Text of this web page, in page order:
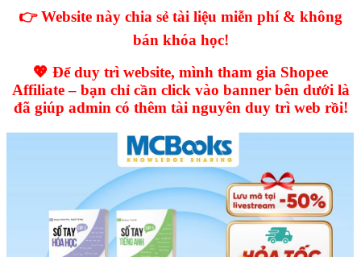
👉 Website này chia sẻ tài liệu miễn phí & không
bán khóa học!
💖 Để duy trì website, mình tham gia Shopee
Affiliate – bạn chỉ cần click vào banner bên dưới là
đã giúp admin có thêm tài nguyên duy trì web rồi!